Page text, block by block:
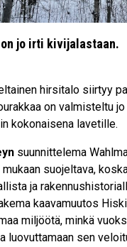
jo irti kivijalastaan.
hirsitalo siirtyy
on valmisteltu
kokonaisena lavetille.
suunnittelema
suojeltava,
ja
kaavamuutos
miljöötä, minkä
luovuttamaan sen